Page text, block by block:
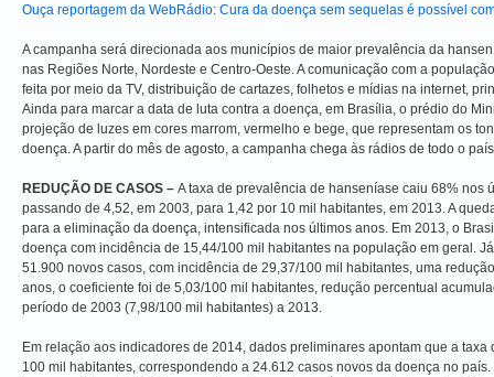
Ouça reportagem da WebRádio: Cura da doença sem sequelas é possível
A campanha será direcionada aos municípios de maior prevalência da
nas Regiões Norte, Nordeste e Centro-Oeste. A comunicação com a
feita por meio da TV, distribuição de cartazes, folhetos e mídias na internet,
Ainda para marcar a data de luta contra a doença, em Brasília, o prédio do
projeção de luzes em cores marrom, vermelho e bege, que representam os
doença. A partir do mês de agosto, a campanha chega às rádios de todo o
REDUÇÃO DE CASOS – A taxa de prevalência de hanseníase caiu 68% nos
passando de 4,52, em 2003, para 1,42 por 10 mil habitantes, em 2013. A
para a eliminação da doença, intensificada nos últimos anos. Em 2013, o
doença com incidência de 15,44/100 mil habitantes na população em geral.
51.900 novos casos, com incidência de 29,37/100 mil habitantes, uma
anos, o coeficiente foi de 5,03/100 mil habitantes, redução percentual
período de 2003 (7,98/100 mil habitantes) a 2013.
Em relação aos indicadores de 2014, dados preliminares apontam que a
100 mil habitantes, correspondendo a 24.612 casos novos da doença no